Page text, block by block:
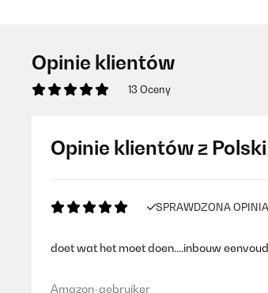
Opinie klientów
13 Oceny
Opinie klientów z Polski
SPRAWDZONA OPINIA
doet wat het moet doen....inbouw
Amazon-gebruiker